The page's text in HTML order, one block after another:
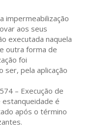
impermeabilização
aos seus
executada naquela
outra forma de
foi
ser, pela aplicação
– Execução de
é
após o término